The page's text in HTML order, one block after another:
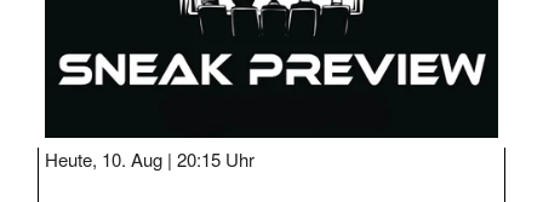
Heute, 10. Aug | 20:15 Uhr